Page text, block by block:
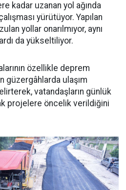
kadar uzanan yol ağında
yürütüyor. Yapılan
yollar onarılmıyor, aynı
da yükseltiliyor.
özellikle deprem
güzergâhlarda ulaşım
vatandaşların günlük
projelere öncelik verildiğini